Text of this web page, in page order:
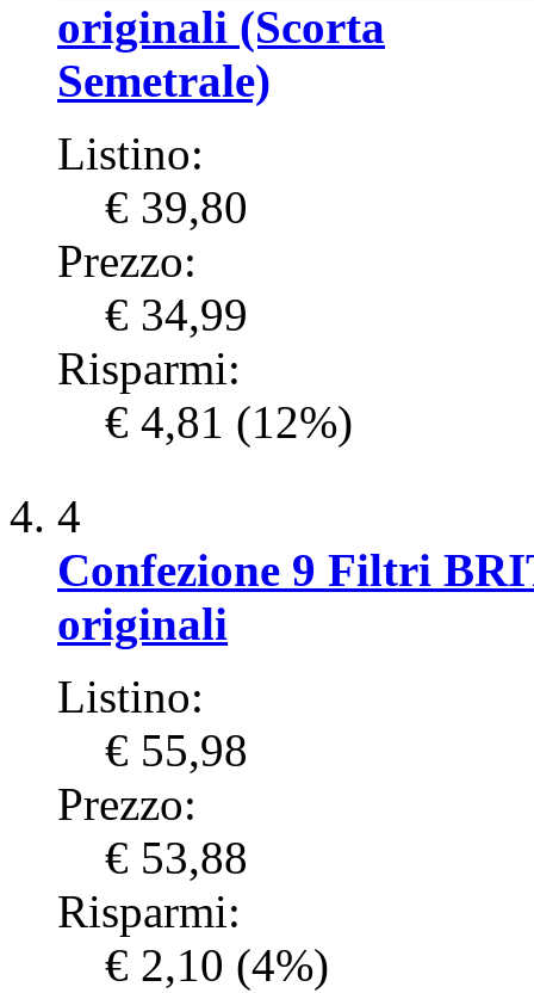
originali (Scorta
Semetrale)
Listino:
€ 39,80
Prezzo:
€ 34,99
Risparmi:
€ 4,81 (12%)
4
Confezione 9 Filtri
originali
Listino:
€ 55,98
Prezzo:
€ 53,88
Risparmi:
€ 2,10 (4%)